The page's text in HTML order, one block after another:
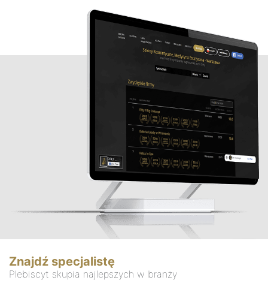
Znajdź specjalistę
Plebiscyt skupia najlepszych w branży